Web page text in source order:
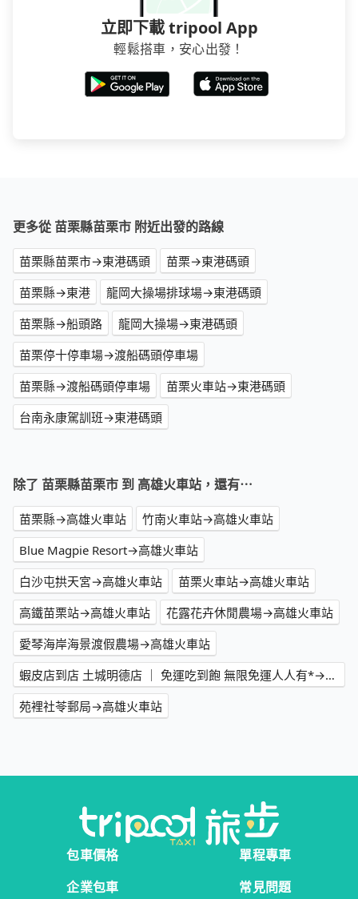
立即下載 tripool App
輕鬆搭車，安心出發！
更多從 苗栗縣苗栗市 附近出發的路線
苗栗縣苗栗市→東港碼頭
苗栗→東港碼頭
苗栗縣→東港
龍岡大操場排球場→東港碼頭
苗栗縣→船頭路
龍岡大操場→東港碼頭
苗栗停十停車場→渡船碼頭停車場
苗栗縣→渡船碼頭停車場
苗栗火車站→東港碼頭
台南永康駕訓班→東港碼頭
除了 苗栗縣苗栗市 到 高雄火車站，還有⋯
苗栗縣→高雄火車站
竹南火車站→高雄火車站
Blue Magpie Resort→高雄火車站
白沙屯拱天宮→高雄火車站
苗栗火車站→高雄火車站
高鐵苗栗站→高雄火車站
花露花卉休閒農場→高雄火車站
愛琴海岸海景渡假農場→高雄火車站
蝦皮店到店 土城明德店 ｜ 免運吃到飽 無限免運人人有*→高雄火車站
苑裡社苓郵局→高雄火車站
包車價格
單程專車
企業包車
常見問題